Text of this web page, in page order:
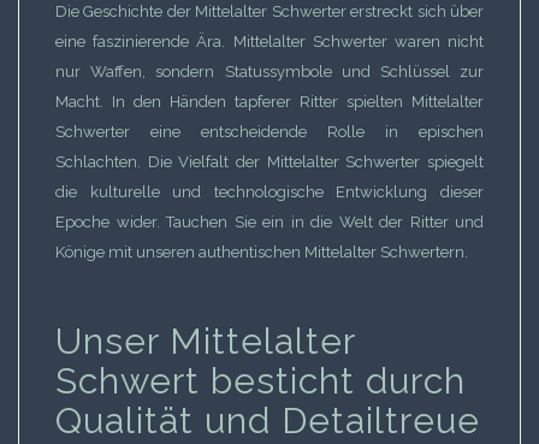
Die Geschichte der Mittelalter Schwerter erstreckt sich über
eine faszinierende Ära. Mittelalter Schwerter waren nicht
nur Waffen, sondern Statussymbole und Schlüssel zur
Macht. In den Händen tapferer Ritter spielten Mittelalter
Schwerter eine entscheidende Rolle in epischen
Schlachten. Die Vielfalt der Mittelalter Schwerter spiegelt
die kulturelle und technologische Entwicklung dieser
Epoche wider. Tauchen Sie ein in die Welt der Ritter und
Könige mit unseren authentischen Mittelalter Schwertern.
Unser Mittelalter
Schwert besticht durch
Qualität und Detailtreue